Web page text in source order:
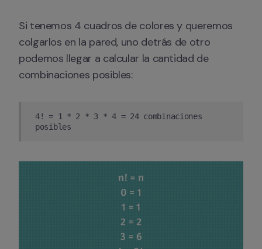
Si tenemos 4 cuadros de colores y queremos
colgarlos en la pared, uno detrás de otro
podemos llegar a calcular la cantidad de
combinaciones posibles:
4! = 1 * 2 * 3 * 4 = 24 combinaciones
posibles